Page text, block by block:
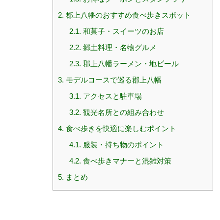
2. 郡上八幡のおすすめ食べ歩きスポット
2.1. 和菓子・スイーツのお店
2.2. 郷土料理・名物グルメ
2.3. 郡上八幡ラーメン・地ビール
3. モデルコースで巡る郡上八幡
3.1. アクセスと駐車場
3.2. 観光名所との組み合わせ
4. 食べ歩きを快適に楽しむポイント
4.1. 服装・持ち物のポイント
4.2. 食べ歩きマナーと混雑対策
5. まとめ